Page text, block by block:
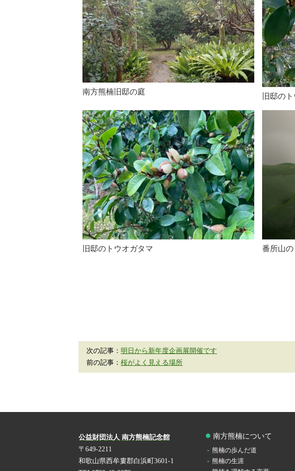
南方熊楠旧邸の庭
旧邸の
旧邸のトウオガタマ 番所山
次の記事： 明日から新年度企画展開催です
前の記事： 桜がよく見える場所
公益財団法人 南方熊楠記念館
〒649-2211
和歌山県西牟婁郡白浜町3601-1
南方熊楠について
熊楠の歩んだ道
熊楠の生涯